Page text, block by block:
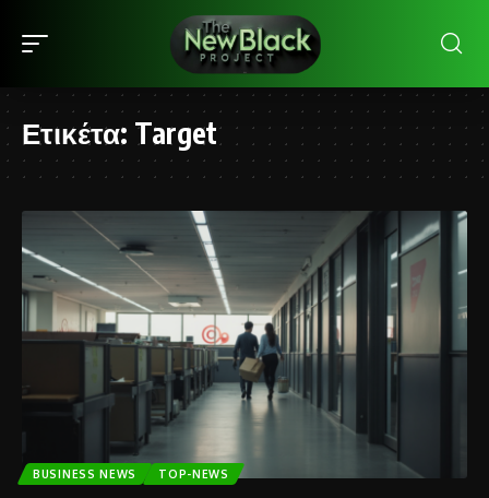
Ετικέτα: Target
BUSINESS NEWS TOP-NEWS